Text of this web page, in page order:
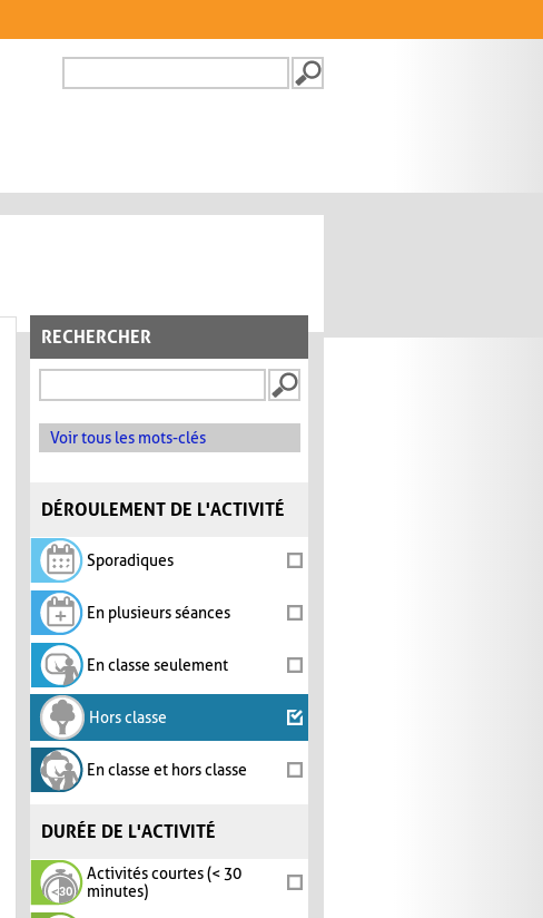
FORMULAIRE DE
RECHERCHER
Voir tous les mots-clés
DÉROULEMENT DE L'ACTIVITÉ
Sporadiques
En plusieurs séances
En classe seulement
Hors classe
En classe et hors classe
DURÉE DE L'ACTIVITÉ
Activités courtes (< 30
minutes)